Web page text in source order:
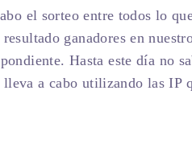
el sorteo entre todos lo
ganadores en
Hasta este día no
a cabo utilizando las IP